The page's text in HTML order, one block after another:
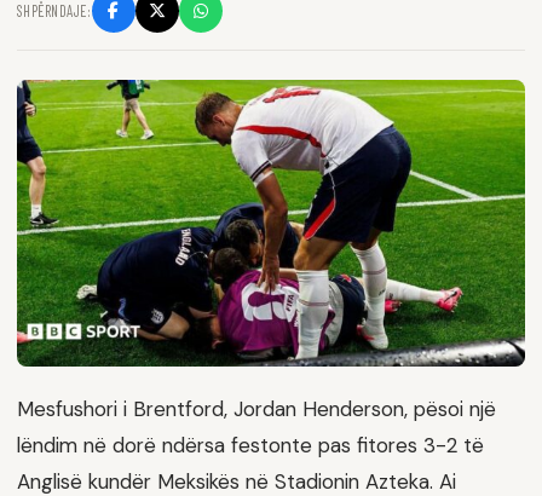
SHPËRNDAJE:
Mesfushori i Brentford, Jordan Henderson, pësoi një
lëndim në dorë ndërsa festonte pas fitores 3-2 të
Anglisë kundër Meksikës në Stadionin Azteka. Ai